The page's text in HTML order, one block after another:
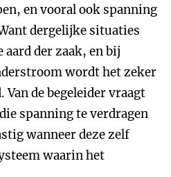
en vooral ook spanning
dergelijke situaties
der zaak, en bij
wordt het zeker
de begeleider vraagt
spanning te verdragen
wanneer deze zelf
waarin het